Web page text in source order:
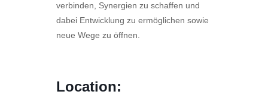
verbinden, Synergien zu schaffen und
dabei Entwicklung zu ermöglichen sowie
neue Wege zu öffnen.
Location: